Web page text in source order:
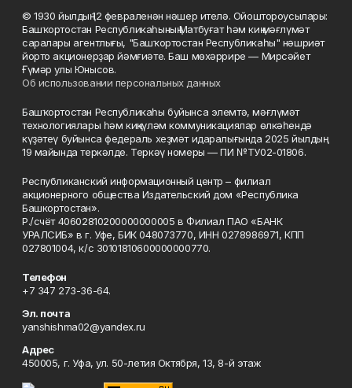
© 1930 йылдың 12 февраленән нәшер ителә. Ойоштороусылары:
Башҡортостан Республикаһының Матбуғат һәм киң мәғлүмәт
саралары агентлығы, "Башҡортостан Республикаһы" нәшриәт
йорто акционерҙар йәмғиәте. Баш мөхәррире — Мирсәйет
Ғүмәр улы Юнысов.
Об использовании персональных данных
Башҡортостан Республикаһы буйынса элемтә, мәғлүмәт
технологиялары һәм киңкүләм коммуникациялар өлкәһендә
күҙәтеү буйынса федераль хеҙмәт идаралығында 2025 йылдың
19 майында теркәлде. Теркәү номеры — ПИ №ТУ02-01806.
Республиканский информационный центр – филиал
акционерного общества Издательский дом «Республика
Башкортостан».
Р./счёт 40602810200000000005 в Филиал ПАО «БАНК
УРАЛСИБ» в г. Уфе, БИК 048073770, ИНН 0278986971, КПП
027801004, к/с 30101810600000000770.
Телефон
+7 347 273-36-64.
Эл. почта
yanshishma02@yandex.ru
Адрес
450005, г. Уфа, ул. 50-летия Октября, 13, 8-й этаж